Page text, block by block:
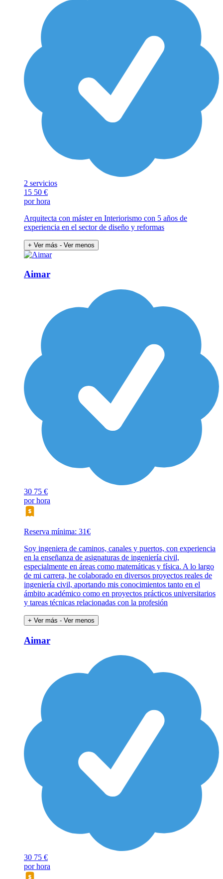
2 servicios
15 50 €
por hora
Arquitecta con máster en Interiorismo con 5 años de
experiencia en el sector de diseño y reformas
+ Ver más - Ver menos
Aimar
30 75 €
por hora
Reserva mínima: 31€
Soy ingeniera de caminos, canales y puertos, con experiencia
en la enseñanza de asignaturas de ingeniería civil,
especialmente en áreas como matemáticas y física. A lo largo
de mi carrera, he colaborado en diversos proyectos reales de
ingeniería civil, aportando mis conocimientos tanto en el
ámbito académico como en proyectos prácticos universitarios
y tareas técnicas relacionadas con la profesión
+ Ver más - Ver menos
Aimar
30 75 €
por hora